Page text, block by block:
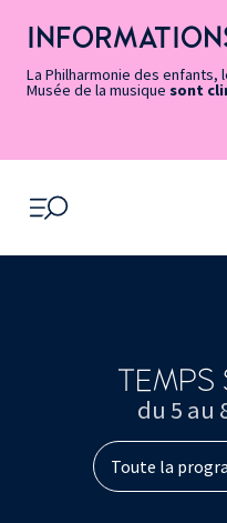
page
Accessibilité
accès
rapides
principal
contenu
principal
page
Message d’information
La Philharmonie des enfants,
Musée de la musique sont
OUVRIR LE MENU
du 5 au
Toute la